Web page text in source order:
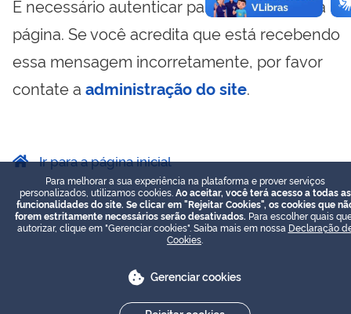
É necessário autenticar para visualizar essa
página. Se você acredita que está recebendo
essa mensagem incorretamente, por favor
contate a administração do site.
Ir para a página inicial
Para melhorar a sua experiência na plataforma e prover serviços
personalizados, utilizamos cookies. Ao aceitar, você terá acesso a todas as
funcionalidades do site. Se clicar em "Rejeitar Cookies", os cookies que
forem estritamente necessários serão desativados. Para escolher quais
autorizar, clique em "Gerenciar cookies". Saiba mais em nossa Declaração
Cookies
Gerenciar cookies